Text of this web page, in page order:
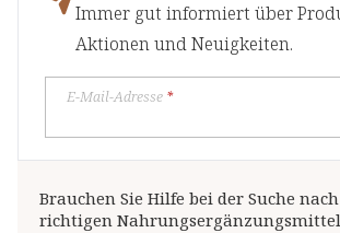
Immer gut informiert über
Aktionen und Neuigkeiten.
E-Mail-Adresse *
Brauchen Sie Hilfe bei der Suche
richtigen